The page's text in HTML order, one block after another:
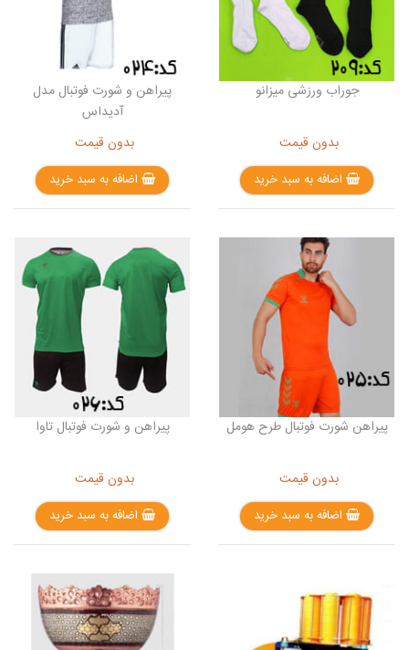
جوراب ورزشی میزانو
بدون قیمت
اضافه به سبد خرید
پیراهن و شورت فوتبال مدل
آدیداس
بدون قیمت
اضافه به سبد خرید
پیراهن شورت فوتبال طرح هومل
بدون قیمت
اضافه به سبد خرید
پیراهن و شورت فوتبال تاوا
بدون قیمت
اضافه به سبد خرید